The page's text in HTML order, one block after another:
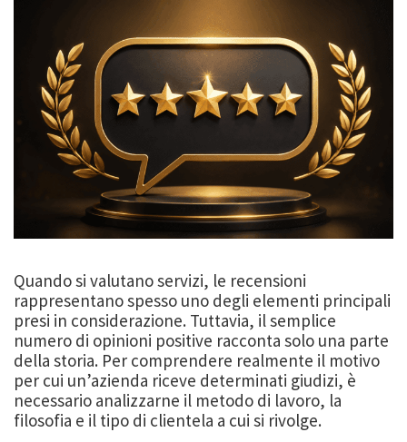
Quando si valutano servizi, le recensioni
rappresentano spesso uno degli elementi principali
presi in considerazione. Tuttavia, il semplice
numero di opinioni positive racconta solo una parte
della storia. Per comprendere realmente il motivo
per cui un’azienda riceve determinati giudizi, è
necessario analizzarne il metodo di lavoro, la
filosofia e il tipo di clientela a cui si rivolge.